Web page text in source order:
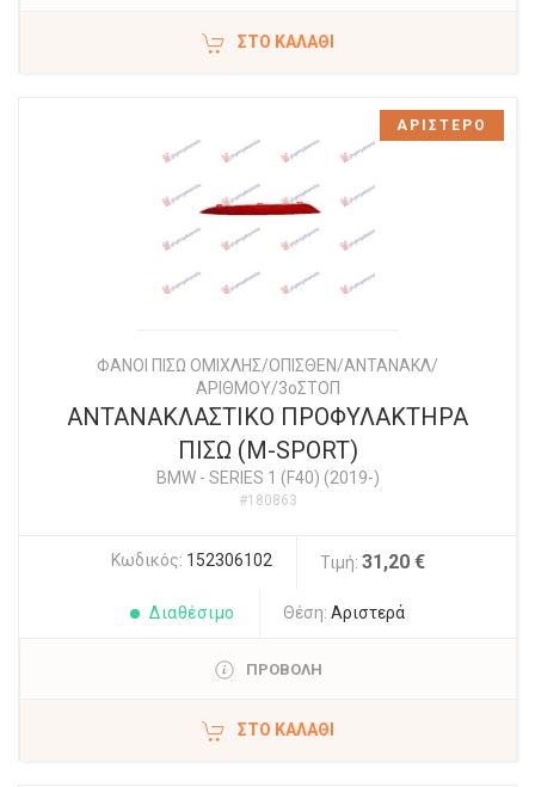
ΣΤΟ ΚΑΛΆΘΙ
ΦΑΝΟΙ ΠΙΣΩ ΟΜΙΧΛΗΣ/ΟΠΙΣΘΕΝ/ΑΝΤΑΝΑΚΛ/
ΑΡΙΘΜΟΥ/3οΣΤΟΠ
ΑΝΤΑΝΑΚΛΑΣΤΙΚΟ ΠΡΟΦΥΛΑΚΤΗΡΑ
ΠΙΣΩ (M-SPORT)
BMW- SERIES 1 (F40) (2019-)
#180863
Κωδικός: 152306102 Τιμή: 31,20 €
Διαθέσιμο Θέση: Αριστερά
ΠΡΟΒΟΛΗ
ΣΤΟ ΚΑΛΆΘΙ
ΑΡΙΣΤΕΡΟ